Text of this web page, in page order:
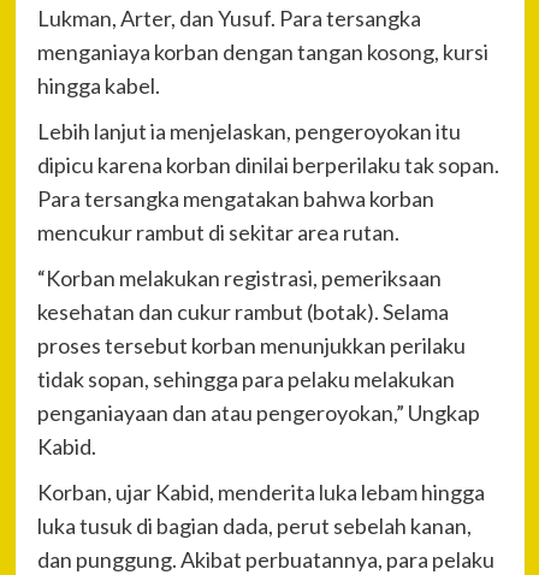
Lukman, Arter, dan Yusuf. Para tersangka
menganiaya korban dengan tangan kosong, kursi
hingga kabel.
Lebih lanjut ia menjelaskan, pengeroyokan itu
dipicu karena korban dinilai berperilaku tak sopan.
Para tersangka mengatakan bahwa korban
mencukur rambut di sekitar area rutan.
“Korban melakukan registrasi, pemeriksaan
kesehatan dan cukur rambut (botak). Selama
proses tersebut korban menunjukkan perilaku
tidak sopan, sehingga para pelaku melakukan
penganiayaan dan atau pengeroyokan,” Ungkap
Kabid.
Korban, ujar Kabid, menderita luka lebam hingga
luka tusuk di bagian dada, perut sebelah kanan,
dan punggung. Akibat perbuatannya, para pelaku